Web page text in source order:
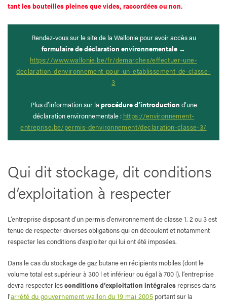
tant les bouteilles pleines que vides, raccordées ou non.
Rendez-vous sur le site de la Wallonie pour avoir accès au
formulaire de déclaration environnementale →
https://www.wallonie.be/fr/demarches/effectuer-une-
declaration-denvironnement-pour-un-etablissement-de-classe-
3
Plus d’information sur la procédure d’introduction d’une
déclaration environnementale : https://environnement-
entreprise.be/permis-denvironnement/declaration-classe-3/
Qui dit stockage, dit conditions
d’exploitation à respecter
L’entreprise disposant d’un permis d’environnement de classe 1, 2 ou 3 est
tenue de respecter diverses obligations qui en découlent et notamment
respecter les conditions d’exploiter qui lui ont été imposées.
Dans le cas du stockage de gaz butane en récipients mobiles (dont le
volume total est supérieur à 300 l et inférieur ou égal à 700 l), l’entreprise
devra respecter lesconditions d’exploitation intégrales reprises dans
l’arrêté du gouvernement wallon du 19 mai 2005 portant sur la